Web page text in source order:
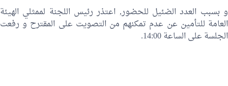
و بسبب العدد الضئيل للحضور, اعتذر رئيس اللجنة لممثلي الهيئة
العامة للتأمين عن عدم تمكنهم من التصويت على المقترح و رفعت
الجلسة على الساعة 14:00.